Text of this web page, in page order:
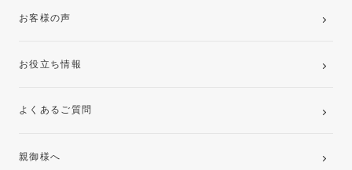
お客様の声
お役立ち情報
よくあるご質問
親御様へ